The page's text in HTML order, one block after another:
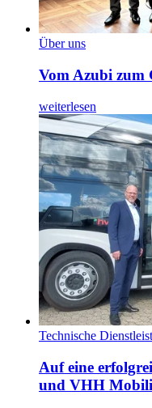
Über uns
Vom Azubi zum
weiterlesen
Technische
Auf eine
und VHH